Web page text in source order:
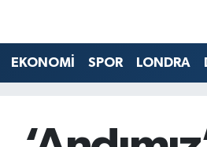
EKONOMİ SPOR LONDRA